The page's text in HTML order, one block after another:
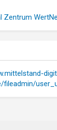
Zentrum
fileadmin/